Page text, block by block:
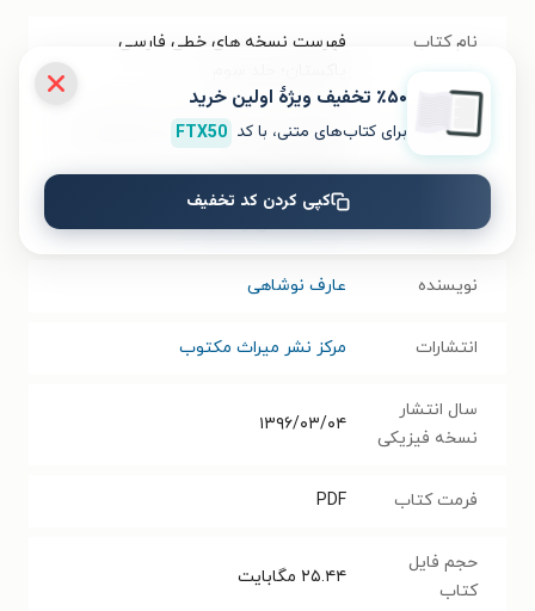
نام کتاب
فهرست نسخه های خطی فارسی
عنوان دیگر
فهرست ۸۰۰۰ نسخه خطی کتابخانه‌های
موضوع
نویسنده عارف نوشاهی
انتشارات مرکز نشر میراث مکتوب
سال انتشار
نسخه فیزیکی
۱۳۹۶/۰۳/۰۴
فرمت کتاب PDF
حجم فایل
کتاب
۲۵.۴۴ مگابایت
٪۵۰ تخفیف ویژۀ اولین خرید
برای کتاب‌های متنی، با کد FTX50
کپی کردن کد تخفیف